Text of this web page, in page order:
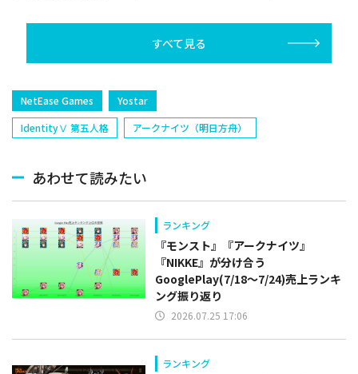
すべて見る
NetEase Games
Yostar
IdentityⅤ 第五人格
アークナイツ（明日方舟）
あわせて読みたい
ランキング
『モンスト』『アークナイツ』
『NIKKE』が分け合う
GooglePlay(7/18～7/24)売上ランキ
ング振り返り
2026.07.25 17:06
ランキング